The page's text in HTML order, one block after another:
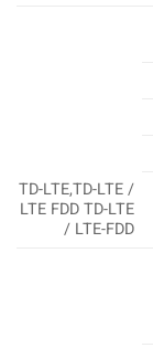
TD-LTE,TD-LTE /
LTE FDD TD-LTE
/ LTE-FDD